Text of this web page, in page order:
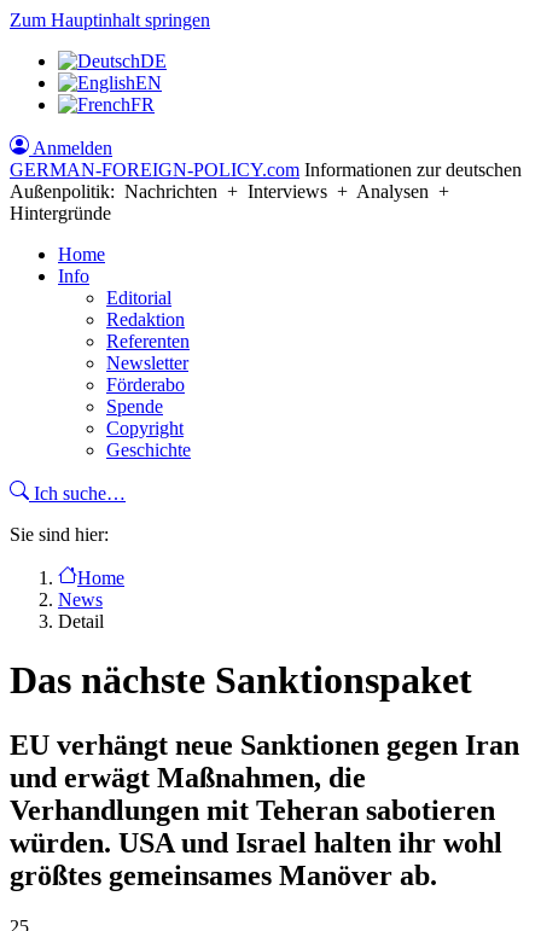
Zum Hauptinhalt springen
DE
EN
FR
Anmelden
GERMAN-FOREIGN-POLICY.com Informationen zur deutschen
Außenpolitik: Nachrichten + Interviews + Analysen +
Hintergründe
Home
Info
Editorial
Redaktion
Referenten
Newsletter
Förderabo
Spende
Copyright
Geschichte
Ich suche…
Sie sind hier:
Home
News
Detail
Das nächste Sanktionspaket
EU verhängt neue Sanktionen gegen Iran
und erwägt Maßnahmen, die
Verhandlungen mit Teheran sabotieren
würden. USA und Israel halten ihr wohl
größtes gemeinsames Manöver ab.
25